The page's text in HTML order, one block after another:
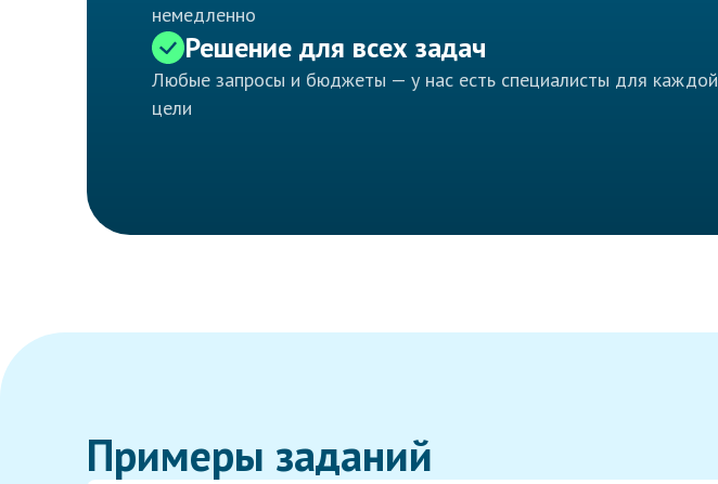
немедленно
Решение для всех задач
Любые запросы и бюджеты — у нас есть специалисты для каждой
цели
Примеры заданий